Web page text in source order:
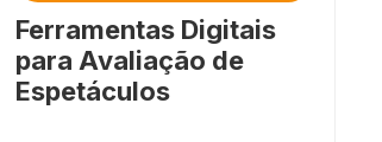
Ferramentas Digitais
para Avaliação de
Espetáculos